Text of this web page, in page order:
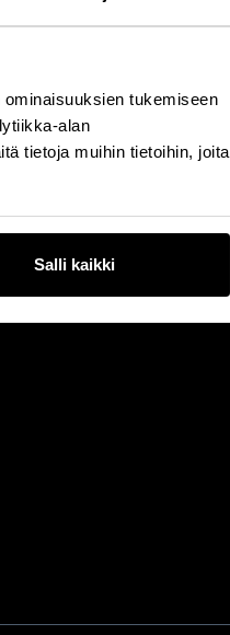
tukemiseen
alan
tietoja muihin tietoihin, joita
Salli kaikki